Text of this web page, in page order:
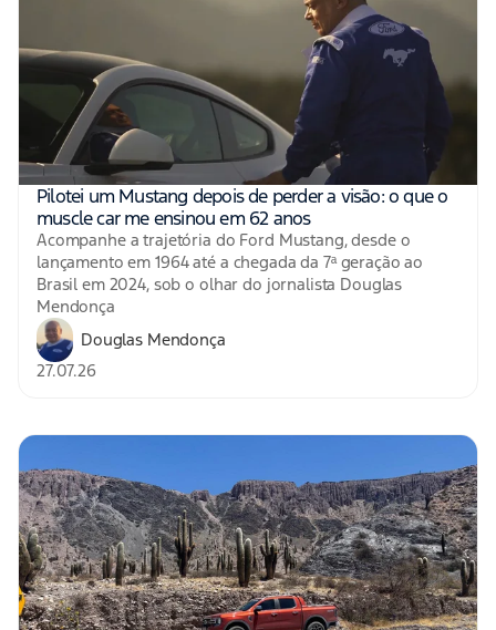
Pilotei um Mustang depois de perder a visão: o que o
muscle car me ensinou em 62 anos
Acompanhe a trajetória do Ford Mustang, desde o
lançamento em 1964 até a chegada da 7ª geração ao
Brasil em 2024, sob o olhar do jornalista Douglas
Mendonça
Douglas Mendonça
27.07.26